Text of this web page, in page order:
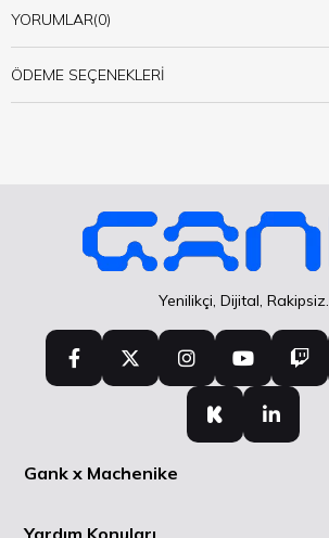
YORUMLAR(0)
ÖDEME SEÇENEKLERI
Yenilikçi, Dijital, Rakipsiz.
Gank x Machenike
Yardım Konuları